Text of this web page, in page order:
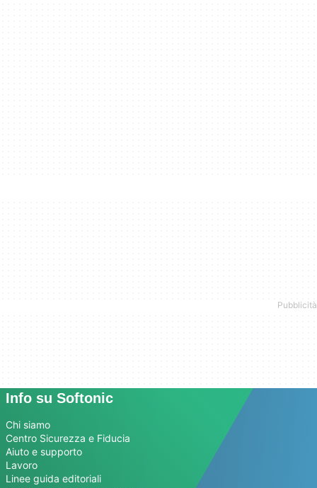
Info su Softonic
Chi siamo
Centro Sicurezza e Fiducia
Aiuto e supporto
Lavoro
Linee guida editoriali